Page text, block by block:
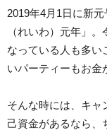
2019年4月1日に新
（れいわ）元年」
なっている人も多い
いパーティーもお金
そんな時には、キ
己資金があるなら、